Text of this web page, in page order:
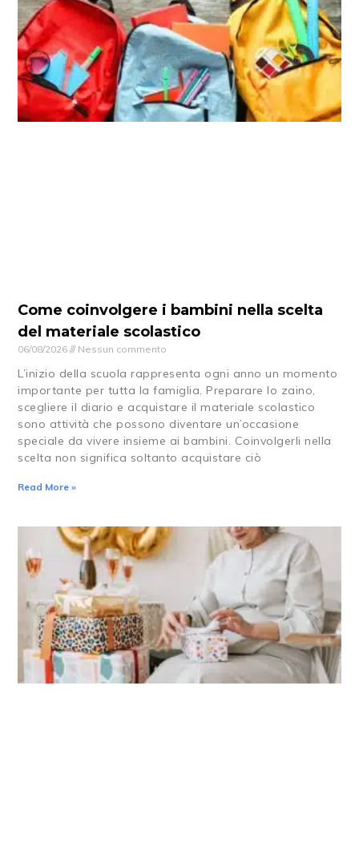
Come coinvolgere i bambini nella scelta
del materiale scolastico
06/08/2026 Nessun commento
L’inizio della scuola rappresenta ogni anno un momento
importante per tutta la famiglia. Preparare lo zaino,
scegliere il diario e acquistare il materiale scolastico
sono attività che possono diventare un’occasione
speciale da vivere insieme ai bambini. Coinvolgerli nella
scelta non significa soltanto acquistare ciò
Read More »